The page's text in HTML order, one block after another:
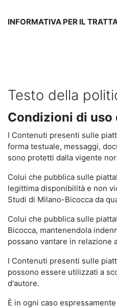
INFORMATIVA PER IL
Testo della
Condizioni di
I Contenuti presenti sulle
forma testuale, messaggi,
sono protetti dalla vigente
Colui che pubblica sulle
legittima disponibilità e non
Studi di Milano-Bicocca da
Colui che pubblica sulle
Bicocca, mantenendola
possano vantare in relazione
I Contenuti presenti sulle
possono essere utilizzati a
d'autore.
È in ogni caso